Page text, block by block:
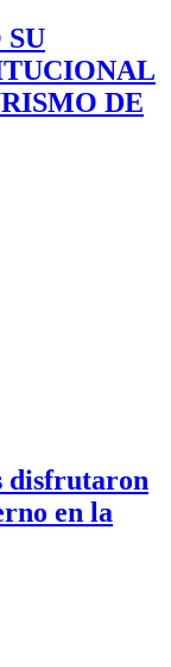
DE
disfrutaron
en la